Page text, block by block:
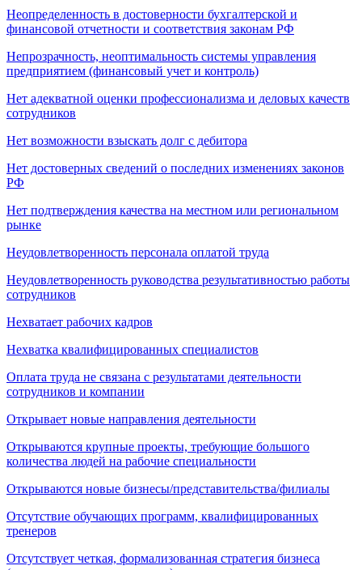
Неопределенность в достоверности бухгалтерской и
финансовой отчетности и соответствия законам РФ
Непрозрачность, неоптимальность системы управления
предприятием (финансовый учет и контроль)
Нет адекватной оценки профессионализма и деловых качеств
сотрудников
Нет возможности взыскать долг с дебитора
Нет достоверных сведений о последних изменениях законов
РФ
Нет подтверждения качества на местном или региональном
рынке
Неудовлетворенность персонала оплатой труда
Неудовлетворенность руководства результативностью работы
сотрудников
Нехватает рабочих кадров
Нехватка квалифицированных специалистов
Оплата труда не связана с результатами деятельности
сотрудников и компании
Открывает новые направления деятельности
Открываются крупные проекты, требующие большого
количества людей на рабочие специальности
Открываются новые бизнесы/представительства/филиалы
Отсутствие обучающих программ, квалифицированных
тренеров
Отсутствует четкая, формализованная стратегия бизнеса